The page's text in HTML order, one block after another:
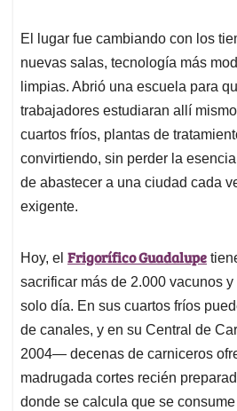
El lugar fue cambiando con los
nuevas salas, tecnología más
limpias. Abrió una escuela para
trabajadores estudiaran allí
cuartos fríos, plantas de
convirtiendo, sin perder la
de abastecer a una ciudad cada
exigente.
Hoy, el Frigorífico Guadalupe
sacrificar más de 2.000 vacunos
solo día. En sus cuartos fríos
de canales, y en su Central de
2004— decenas de carniceros
madrugada cortes recién
donde se calcula que se